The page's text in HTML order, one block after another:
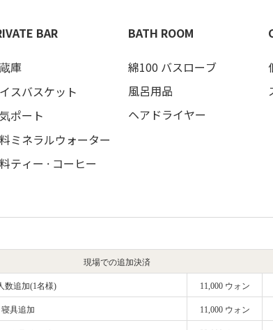
BAR
庫
スバスケット
ポート
ミネラルウォーター
ティー · コーヒー
BATH ROOM
綿100 バスローブ
風呂用品
ヘアドライヤー
現場での追加決済
数追加(1名様) 11,000 ウォン
寝具追加 11,000 ウォン